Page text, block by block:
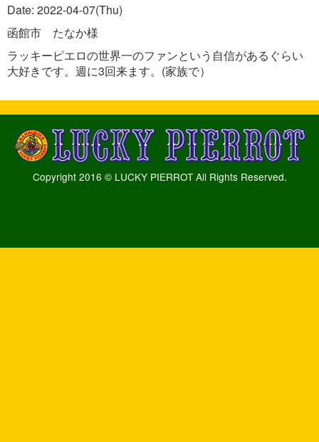
Date: 2022-04-07(Thu)
函館市 たなか様
ラッキーピエロの世界一のファンという自信があるぐらい
大好きです。週に3回来ます。(家族で）
Copyright 2016 © LUCKY PIERROT All Rights Reserved.